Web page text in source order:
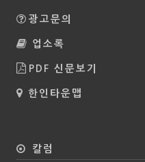
광고문의
업소록
PDF 신문보기
한인타운맵
칼럼